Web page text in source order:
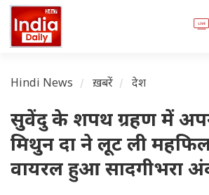
Hindi News ख़बरें देश
सुवेंदु के शपथ ग्रहण में
मिथुन दा ने लूट ली
वायरल हुआ सादगीभरा